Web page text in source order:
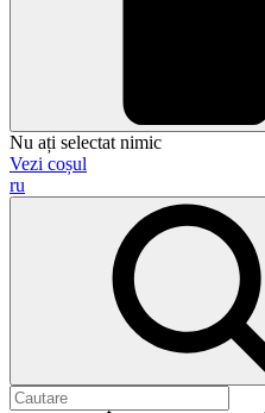
Nu ați selectat nimic
Vezi coșul
ru